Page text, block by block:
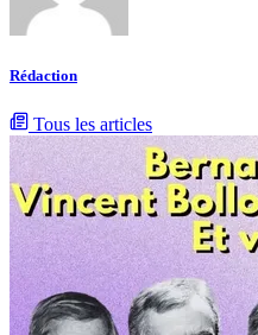
Rédaction
Tous les articles